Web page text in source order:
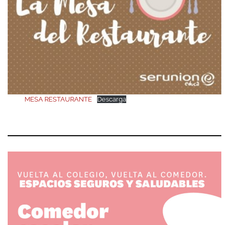
MESA RESTAURANTE Descarga